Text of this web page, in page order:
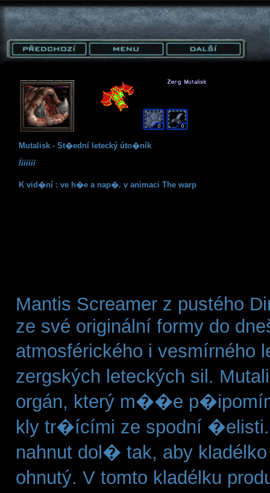
Mutalisk - St�ední letecký úto�ník
Ííííííí
K vid�ní : ve h�e a nap�. v animaci The warp
Mantis Screamer z pustého
ze své originální formy do
atmosférického i
zergských leteckých sil.
orgán, který m��e
kly tr�ícími ze spodní �elisti.
nahnut dol� tak, aby
ohnutý. V tomto kladélku